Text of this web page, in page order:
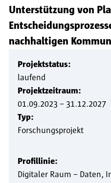
Unterstützung von
nachhaltigen
Projektstatus:
laufend
Projektzeitraum:
01.09.2023 – 31.12.2027
Typ:
Forschungsprojekt
Profillinie:
Digitaler Raum – Daten,